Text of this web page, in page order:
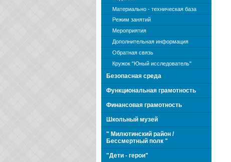
Материально - техническая база
Режим занятий
Мероприятия
Дополнительная информация
Обратная связь
Кружок "Юный исследователь"
Безопасная среда
Функциональная грамотность
Финансовая грамотность
Школьный музей
" Милютинский район /
Бессмертный полк "
"Дети - герои"